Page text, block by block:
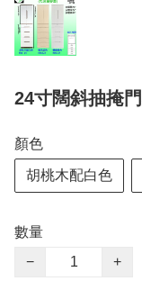
24寸闊斜抽掩
顏色
胡桃木配白色
數量
−
+